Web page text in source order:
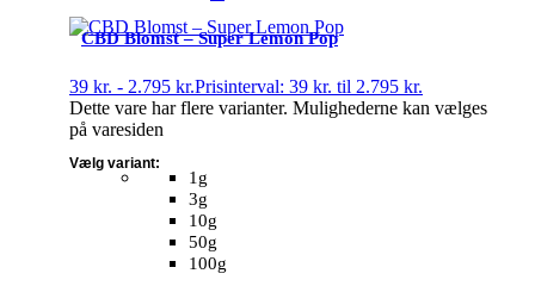
CBD Blomst – Super Lemon Pop
39 kr. - 2.795 kr.Prisinterval: 39 kr. til 2.795 kr.
1g
3g
10g
50g
100g
Vælg variant:
Dette vare har flere varianter. Mulighederne kan vælges
på varesiden